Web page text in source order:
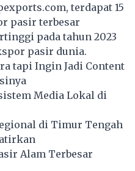
terdapat 15
pasir terbesar
pada tahun 2023
pasir dunia.
tapi Ingin Jadi Content
Media Lokal di
di Timur Tengah
Alam Terbesar